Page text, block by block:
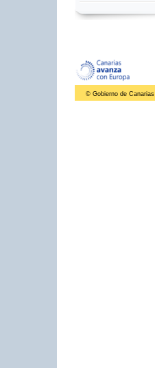
© Gobierno de Canarias